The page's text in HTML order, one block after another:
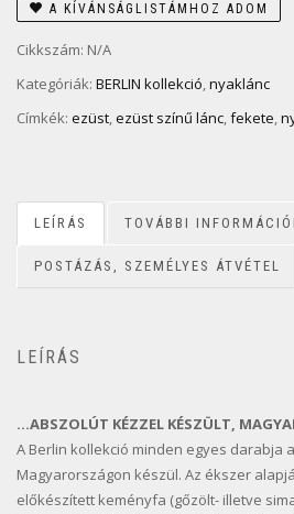
A KÍVÁNSÁGLISTÁMHOZ ADOM
Cikkszám: N/A
Kategóriák: BERLIN kollekció,nyaklánc
Címkék: ezüst,ezüst színű lánc,fekete,
LEÍRÁS TOVÁBBI
POSTÁZÁS, SZEMÉLYES ÁTVÉTEL
LEÍRÁS
…ABSZOLÚT KÉZZEL KÉSZÜLT,
A Berlin kollekció minden egyes darabja
Magyarországon készül. Az ékszer
előkészített keményfa (gőzölt- illetve